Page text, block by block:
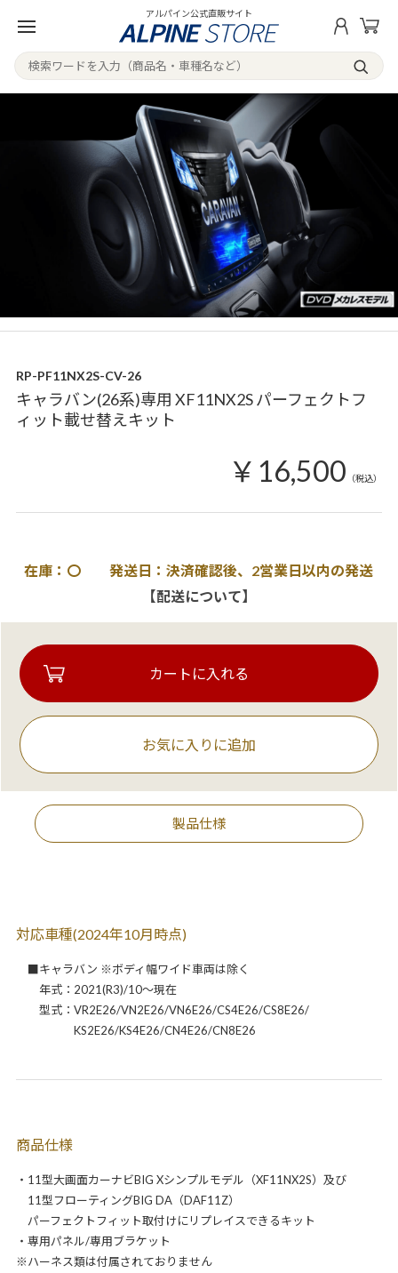
アルパイン公式直販サイト
RP-PF11NX2S-CV-26
キャラバン(26系)専用 XF11NX2S パーフェクトフ
ィット載せ替えキット
￥16,500 （税込）
在庫：〇 発送日：決済確認後、2営業日以内の発送
【配送について】
お気に入りに追加
製品仕様
対応車種(2024年10月時点)
■キャラバン ※ボディ幅ワイド車両は除く
年式：2021(R3)/10～現在
型式：VR2E26/VN2E26/VN6E26/CS4E26/CS8E26/
KS2E26/KS4E26/CN4E26/CN8E26
商品仕様
・11型大画面カーナビBIG Xシンプルモデル（XF11NX2S）及び
11型フローティングBIG DA（DAF11Z）
パーフェクトフィット取付けにリプレイスできるキット
・専用パネル/専用ブラケット
※ハーネス類は付属されておりません